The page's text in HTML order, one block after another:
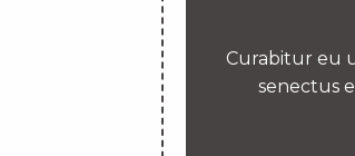
Curabitur eu
senectus